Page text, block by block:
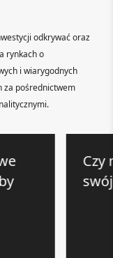
odkrywać oraz
rynkach o
i wiarygodnych
za pośrednictwem
Czy